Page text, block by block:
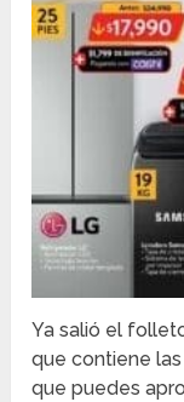
Ya salió el
que contiene
que puedes